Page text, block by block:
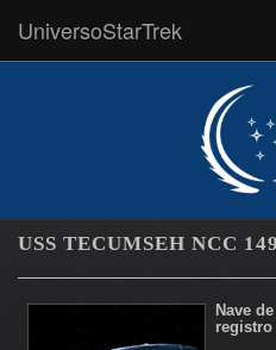
UniversoStarTrek
USS TECUMSEH NCC
Nave